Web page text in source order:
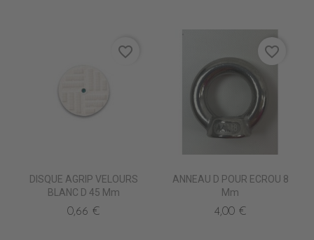
DISQUE AGRIP VELOURS
BLANC D 45 Mm
0,66 €
favorite_border
ANNEAU D POUR ECROU 8
Mm
4,00 €
favorite_border